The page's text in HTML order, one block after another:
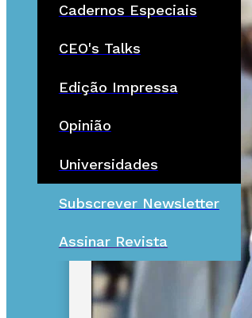
Cadernos Especiais
CEO's Talks
Edição Impressa
Opinião
Universidades
Subscrever Newsletter
Assinar Revista